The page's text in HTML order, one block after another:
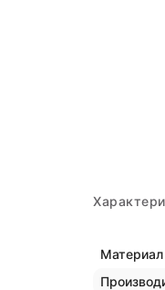
Материал